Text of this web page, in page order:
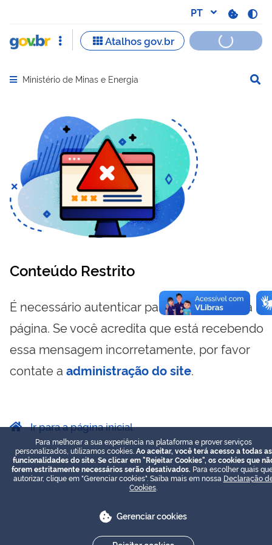
Abrir menu principal de navegação
Ministério de Minas e Energia
Conteúdo Restrito
É necessário autenticar para visualizar essa
página. Se você acredita que está recebendo
essa mensagem incorretamente, por favor
contate a administração do site.
Ir para a página inicial
Para melhorar a sua experiência na plataforma e prover serviços
personalizados, utilizamos cookies. Ao aceitar, você terá acesso a todas as
funcionalidades do site. Se clicar em "Rejeitar Cookies", os cookies que
forem estritamente necessários serão desativados. Para escolher quais
autorizar, clique em "Gerenciar cookies". Saiba mais em nossa Declaração
Cookies
Gerenciar cookies